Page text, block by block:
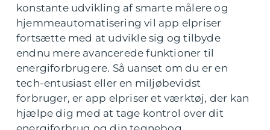
konstante udvikling af smarte målere og
hjemmeautomatisering vil app elpriser
fortsætte med at udvikle sig og tilbyde
endnu mere avancerede funktioner til
energiforbrugere. Så uanset om du er en
tech-entusiast eller en miljøbevidst
forbruger, er app elpriser et værktøj, der kan
hjælpe dig med at tage kontrol over dit